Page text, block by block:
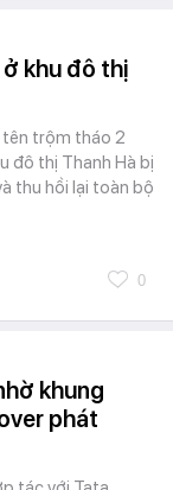
khu đô thị
tên trộm tháo 2
đô thị Thanh Hà bị
thu hồi lại toàn bộ
0
khung
phát